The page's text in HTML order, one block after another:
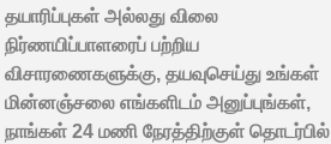
தயாரிப்புகள் அல்லது விலை
நிர்ணயிப்பாளரைப் பற்றிய
விசாரணைகளுக்கு, தயவுசெய்து உங்கள்
மின்னஞ்சலை எங்களிடம் அனுப்புங்கள்,
நாங்கள் 24 மணி நேரத்திற்குள் தொடர்பில்